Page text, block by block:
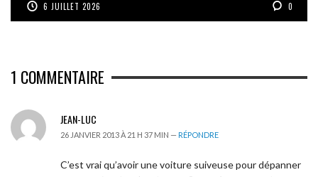
6 JUILLET 2026 0
1 COMMENTAIRE
JEAN-LUC
26 JANVIER 2013 À 21 H 37 MIN — RÉPONDRE
C’est vrai qu’avoir une voiture suiveuse pour dépanner